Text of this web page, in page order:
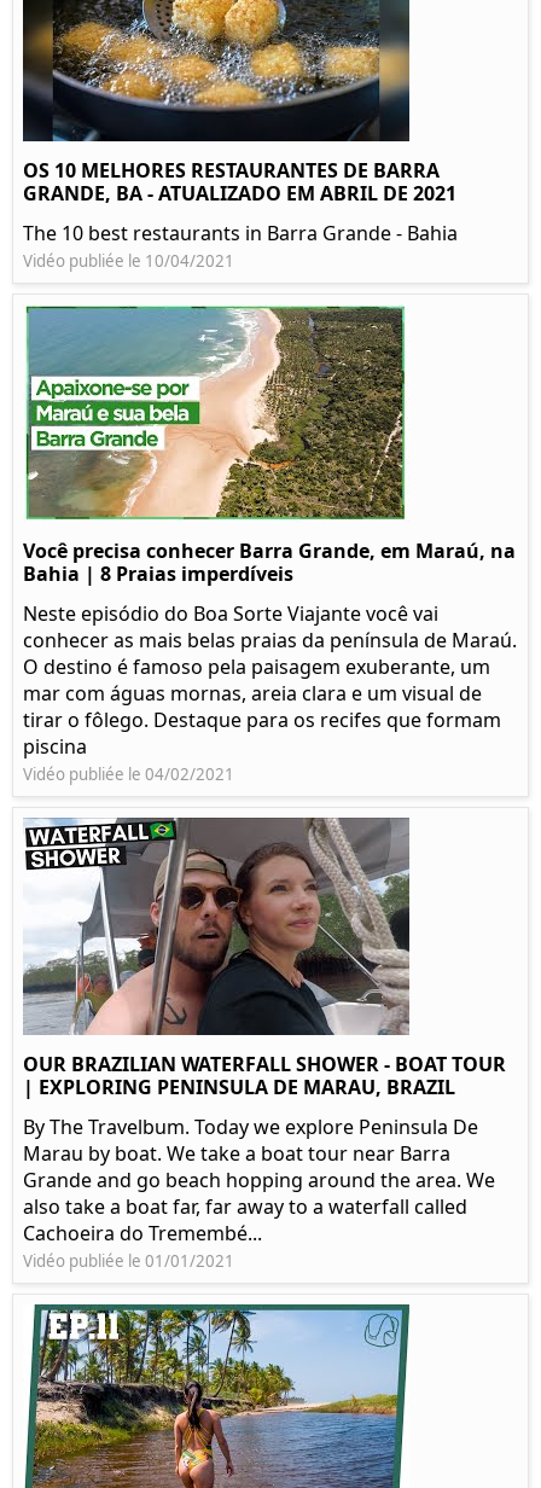
OS 10 MELHORES RESTAURANTES DE BARRA
GRANDE, BA - ATUALIZADO EM ABRIL DE 2021
The 10 best restaurants in Barra Grande - Bahia
Vidéo publiée le 10/04/2021
Você precisa conhecer Barra Grande, em Maraú, na
Bahia | 8 Praias imperdíveis
Neste episódio do Boa Sorte Viajante você vai
conhecer as mais belas praias da península de Maraú.
O destino é famoso pela paisagem exuberante, um
mar com águas mornas, areia clara e um visual de
tirar o fôlego. Destaque para os recifes que formam
piscina
Vidéo publiée le 04/02/2021
OUR BRAZILIAN WATERFALL SHOWER - BOAT TOUR
| EXPLORING PENINSULA DE MARAU, BRAZIL
By The Travelbum. Today we explore Peninsula De
Marau by boat. We take a boat tour near Barra
Grande and go beach hopping around the area. We
also take a boat far, far away to a waterfall called
Cachoeira do Tremembé...
Vidéo publiée le 01/01/2021